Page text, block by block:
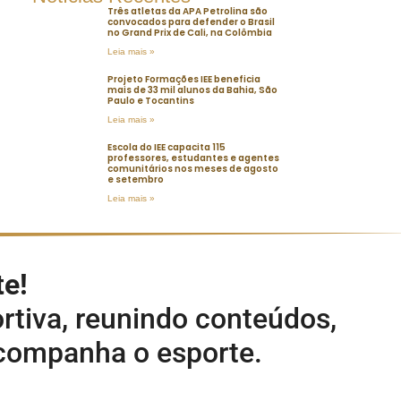
Três atletas da APA Petrolina são
convocados para defender o Brasil
no Grand Prix de Cali, na Colômbia
Leia mais »
Projeto Formações IEE beneficia
mais de 33 mil alunos da Bahia, São
Paulo e Tocantins
Leia mais »
Escola do IEE capacita 115
professores, estudantes e agentes
comunitários nos meses de agosto
e setembro
Leia mais »
reunindo conteúdos,
o esporte.